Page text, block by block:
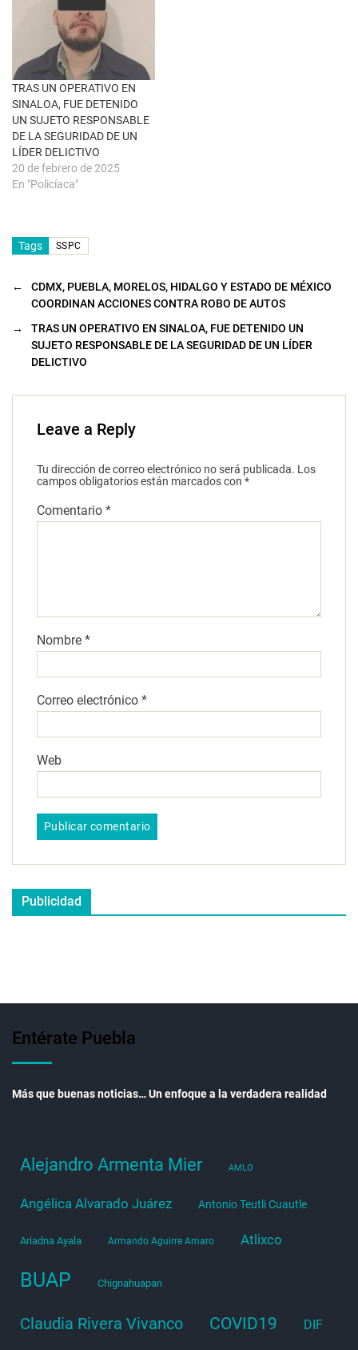
e
n
t
a
n
n
u
e
v
a
)
TRAS UN OPERATIVO EN
SINALOA, FUE DETENIDO
UN SUJETO RESPONSABLE
DE LA SEGURIDAD DE UN
LÍDER DELICTIVO
20 de febrero de 2025
En "Policíaca"
Tags SSPC
←
CDMX, PUEBLA, MORELOS, HIDALGO Y ESTADO DE MÉXICO
COORDINAN ACCIONES CONTRA ROBO DE AUTOS
→
TRAS UN OPERATIVO EN SINALOA, FUE DETENIDO UN
SUJETO RESPONSABLE DE LA SEGURIDAD DE UN LÍDER
DELICTIVO
Leave a Reply
Tu dirección de correo electrónico no será publicada. Los
campos obligatorios están marcados con *
Comentario *
Nombre *
Correo electrónico *
Web
Publicidad
Entérate Puebla
Más que buenas noticias… Un enfoque a la verdadera realidad
Alejandro Armenta Mier AMLO
Angélica Alvarado Juárez Antonio Teutli Cuautle
Ariadna Ayala Armando Aguirre Amaro Atlixco
BUAP Chignahuapan
Claudia Rivera Vivanco COVID19 DIF